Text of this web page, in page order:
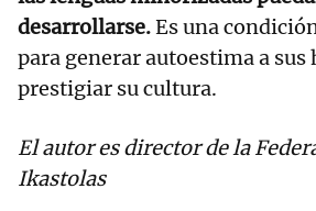
desarrollarse.Es una
para generar autoestima a sus
prestigiar su cultura.
El autor es director de la
Ikastolas